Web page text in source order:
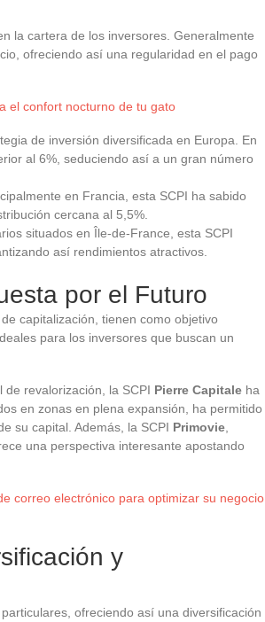
la cartera de los inversores. Generalmente
ofreciendo así una regularidad en el pago
el confort nocturno de tu gato
de inversión diversificada en Europa. En
al 6%, seduciendo así a un gran número
en Francia, esta SCPI ha sabido
cercana al 5,5%.
situados en Île-de-France, esta SCPI
así rendimientos atractivos.
por el Futuro
capitalización, tienen como objetivo
para los inversores que buscan un
revalorización, la SCPI Pierre Capitale ha
en zonas en plena expansión, ha permitido
su capital. Además, la SCPI Primovie
una perspectiva interesante apostando
correo electrónico para optimizar su negocio
y
ofreciendo así una diversificación